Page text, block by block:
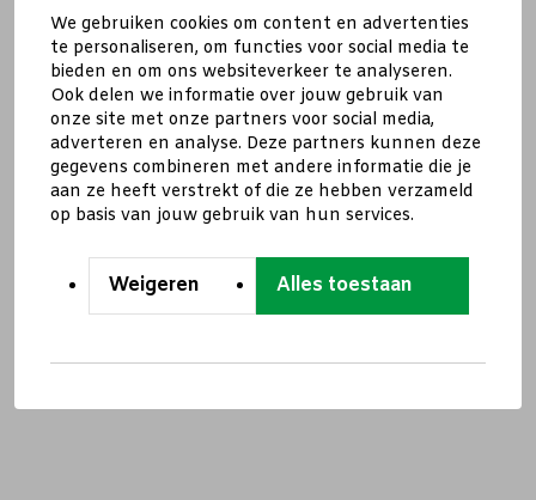
We gebruiken cookies om content en advertenties
te personaliseren, om functies voor social media te
bieden en om ons websiteverkeer te analyseren.
Ook delen we informatie over jouw gebruik van
onze site met onze partners voor social media,
adverteren en analyse. Deze partners kunnen deze
gegevens combineren met andere informatie die je
aan ze heeft verstrekt of die ze hebben verzameld
op basis van jouw gebruik van hun services.
Weigeren Alles toestaan